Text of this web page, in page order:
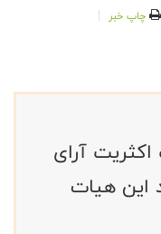
چاپ خبر
آرای
این هیات